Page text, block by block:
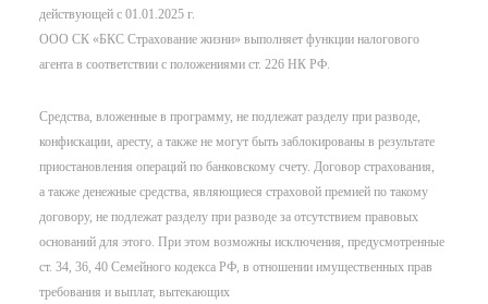
действующей с 01.01.2025 г.
ООО СК «БКС Страхование жизни» выполняет функции налогового
агента в соответствии с положениями ст. 226 НК РФ.
Средства, вложенные в программу, не подлежат разделу при разводе,
конфискации, аресту, а также не могут быть заблокированы в результате
приостановления операций по банковскому счету. Договор страхования,
а также денежные средства, являющиеся страховой премией по такому
договору, не подлежат разделу при разводе за отсутствием правовых
оснований для этого. При этом возможны исключения, предусмотренные
ст. 34, 36, 40 Семейного кодекса РФ, в отношении имущественных прав
требования и выплат, вытекающих